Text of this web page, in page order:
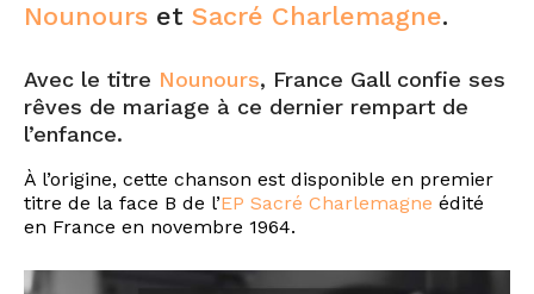
Nounours et Sacré Charlemagne.
Avec le titre Nounours, France Gall confie ses
rêves de mariage à ce dernier rempart de
l’enfance.
À l’origine, cette chanson est disponible en premier
titre de la face B de l’EP Sacré Charlemagne édité
en France en novembre 1964.